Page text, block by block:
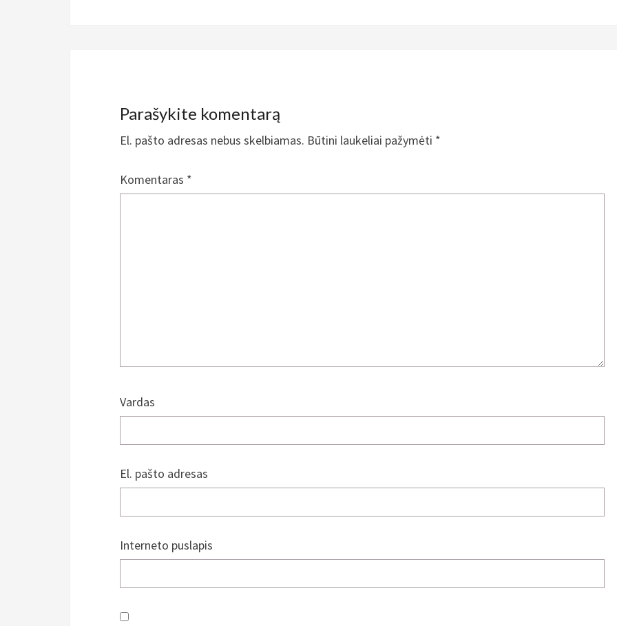
Parašykite komentarą
El. pašto adresas nebus skelbiamas. Būtini laukeliai pažymėti *
Komentaras *
Vardas
El. pašto adresas
Interneto puslapis